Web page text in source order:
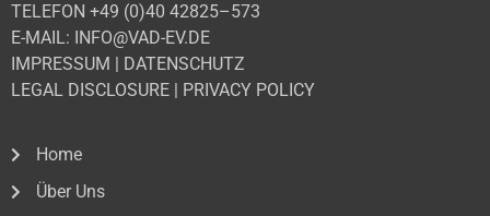
TELEFON +49 (0)40 42825–573
E-MAIL: INFO@VAD-EV.DE
IMPRESSUM
DATENSCHUTZ
LEGAL DISCLOSURE
PRIVACY POLICY
Home
Über Uns